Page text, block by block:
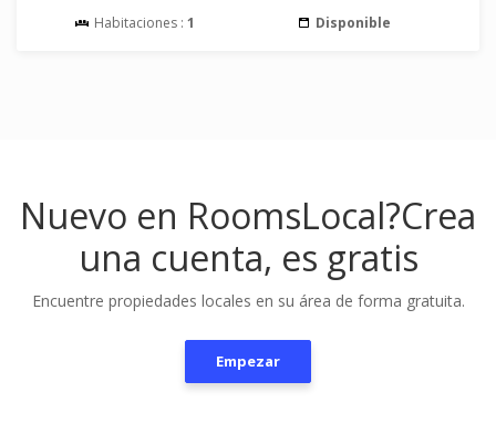
Habitaciones : 1 Disponible
Nuevo en RoomsLocal?Crea
una cuenta, es gratis
Encuentre propiedades locales en su área de forma gratuita.
Empezar